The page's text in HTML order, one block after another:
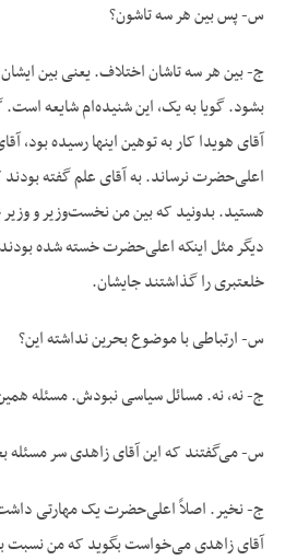
س- پس بین هر سه تاشون؟
ج- بین هر سه تاشان اختلاف. یعنی بین
بشود. گویا به یک، این شنیده‌ام شایعه است.
آقای هویدا کار به توهین اینها رسیده بود،
اعلی‌حضرت نرساند. به آقای علم گفته بودند
هستید. بدونید که بین من نخست‌وزیر و
دیگر مثل اینکه اعلی‌حضرت خسته شده
خلعتبری را گذاشتند جایشان.
س- ارتباطی با موضوع بحرین نداشته این؟
ج- نه، نه. مسائل سیاسی نبودش. مسئله
س- می‌گفتند که این آقای زاهدی سر مسئله
ج- نخیر. اصلاً اعلی‌حضرت یک مهارتی
آقای زاهدی می‌خواست بگوید که من نسبت